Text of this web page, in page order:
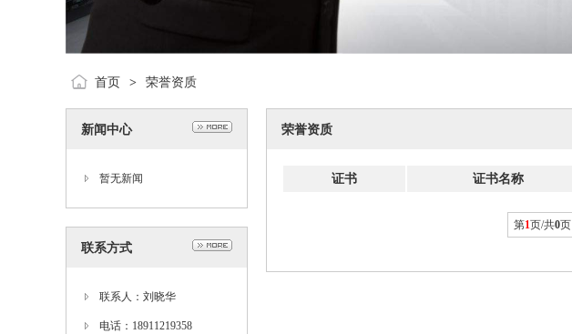
首页 > 荣誉资质
新闻中心
暂无新闻
联系方式
联系人：刘晓华
电话：18911219358
荣誉资质
证书 证书名称
第1页/共0页